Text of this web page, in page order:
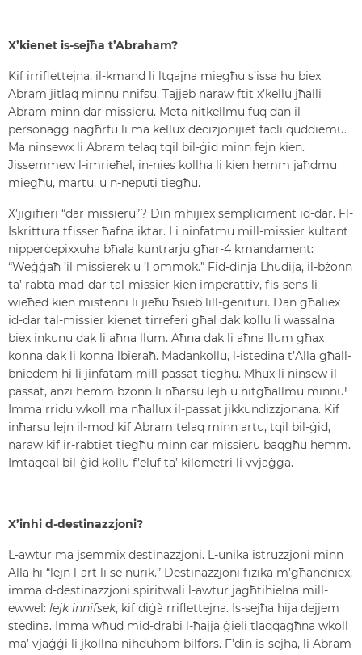
X’kienet is-sejħa t’Abraham?
Kif irriflettejna, il-kmand li ltqajna miegħu s’issa hu biex
Abram jitlaq minnu nnifsu. Tajjeb naraw ftit x’kellu jħalli
Abram minn dar missieru. Meta nitkellmu fuq dan il-
personaġġ nagħrfu li ma kellux deċiżjonijiet faċli quddiemu.
Ma ninsewx li Abram telaq tqil bil-ġid minn fejn kien.
Jissemmew l-imrieħel, in-nies kollha li kien hemm jaħdmu
miegħu, martu, u n-neputi tiegħu.
X’jiġifieri “dar missieru”? Din mhijiex sempliċiment id-dar. Fl-
Iskrittura tfisser ħafna iktar. Li ninfatmu mill-missier kultant
nipperċepixxuha bħala kuntrarju għar-4 kmandament:
“Weġġaħ ’il missierek u ’l ommok.” Fid-dinja Lhudija, il-bżonn
ta’ rabta mad-dar tal-missier kien imperattiv, fis-sens li
wieħed kien mistenni li jieħu ħsieb lill-ġenituri. Dan għaliex
id-dar tal-missier kienet tirreferi għal dak kollu li wassalna
biex inkunu dak li aħna llum. Aħna dak li aħna llum għax
konna dak li konna lbieraħ. Madankollu, l-istedina t’Alla għall-
bniedem hi li jinfatam mill-passat tiegħu. Mhux li ninsew il-
passat, anzi hemm bżonn li nħarsu lejh u nitgħallmu minnu!
Imma rridu wkoll ma nħallux il-passat jikkundizzjonana. Kif
inħarsu lejn il-mod kif Abram telaq minn artu, tqil bil-ġid,
naraw kif ir-rabtiet tiegħu minn dar missieru baqgħu hemm.
Imtaqqal bil-ġid kollu f’eluf ta’ kilometri li vvjaġġa.
X’inhi d-destinazzjoni?
L-awtur ma jsemmix destinazzjoni. L-unika istruzzjoni minn
Alla hi “lejn l-art li se nurik.” Destinazzjoni fiżika m’għandniex,
imma d-destinazzjoni spiritwali l-awtur jagħtihielna mill-
ewwel: lejk innifsek, kif diġà rriflettejna. Is-sejħa hija dejjem
stedina. Imma wħud mid-drabi l-ħajja ġieli tlaqqagħna wkoll
ma’ vjaġġi li jkollna niħduhom bilfors. F’din is-sejħa, li Abram